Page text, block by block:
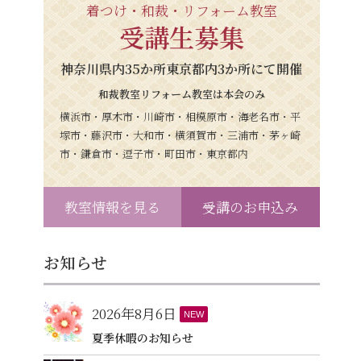
着つけ・和裁・リフォーム教室
受講生募集
神奈川県内35か所東京都内3か所にて開催
和裁教室リフォーム教室は本会のみ
横浜市・厚木市・川崎市・相模原市・海老名市・平
塚市・藤沢市・大和市・横須賀市・三浦市・茅ヶ崎
市・鎌倉市・逗子市・町田市・東京都内
教室情報を見る 受講のお申込み
お知らせ
2026年8月6日 NEW
夏季休暇のお知らせ